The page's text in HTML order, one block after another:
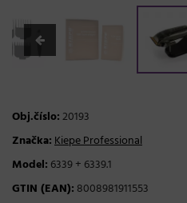
Obj.číslo:20193
Značka:Kiepe Professional
Model: 6339 + 6339.1
GTIN (EAN): 8008981911553